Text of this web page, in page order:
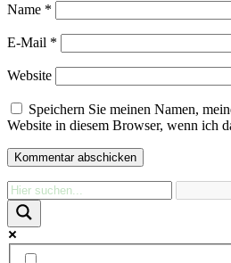
Name *
E-Mail *
Website
Speichern Sie meinen Namen,
Website in diesem Browser, wenn ich